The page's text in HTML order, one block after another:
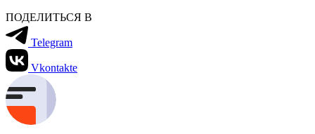
ПОДЕЛИТЬСЯ В
Telegram
Vkontakte